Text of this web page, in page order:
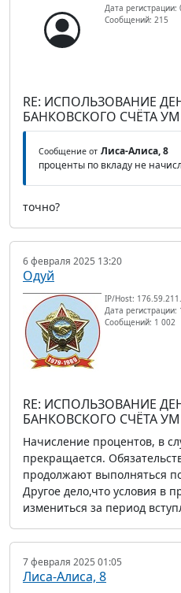
Дата регистрации:
Сообщений: 215
RE: ИСПОЛЬЗОВАНИЕ
БАНКОВСКОГО СЧЁТА
Сообщение от Лиса-Алиса, 8
проценты по вкладу не
точно?
6 февраля 2025 13:20
Одуй
IP/Host:
Дата регистрации:
Сообщений: 1 002
RE: ИСПОЛЬЗОВАНИЕ
БАНКОВСКОГО СЧЁТА
Начисление процентов, в
прекращается.
продолжают выполняться
Другое дело,что условия в
измениться за период
7 февраля 2025 01:05
Лиса-Алиса, 8